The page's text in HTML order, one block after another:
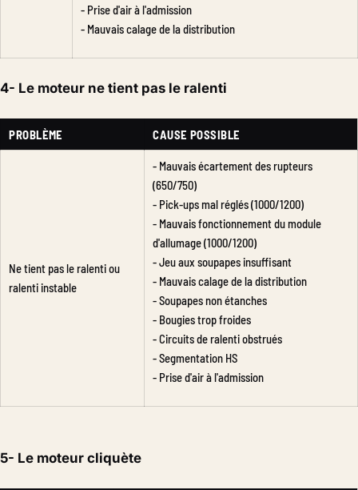
- Prise d'air à l'admission
- Mauvais calage de la distribution
4- Le moteur ne tient pas le ralenti
PROBLÈME CAUSE POSSIBLE
Ne tient pas le ralenti ou
ralenti instable
- Mauvais écartement des rupteurs
(650/750)
- Pick-ups mal réglés (1000/1200)
- Mauvais fonctionnement du module
d'allumage (1000/1200)
- Jeu aux soupapes insuffisant
- Mauvais calage de la distribution
- Soupapes non étanches
- Bougies trop froides
- Circuits de ralenti obstrués
- Segmentation HS
- Prise d'air à l'admission
5- Le moteur cliquète